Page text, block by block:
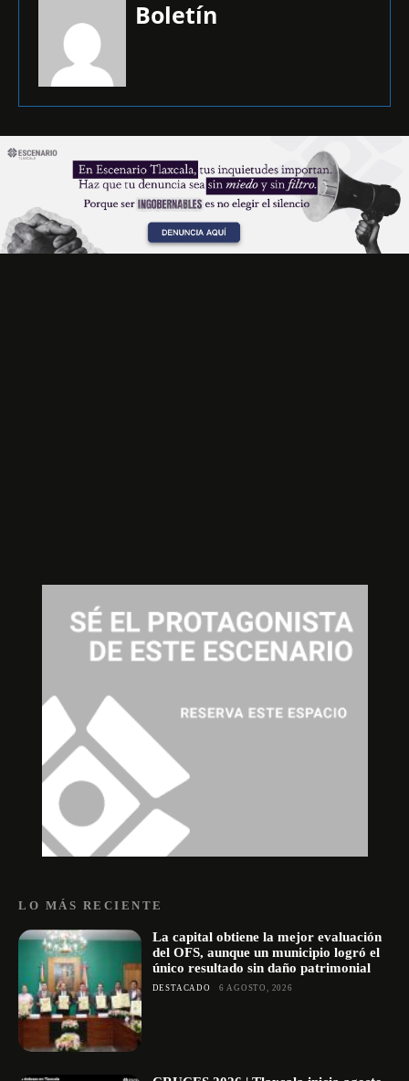
Boletín
LO MÁS RECIENTE
La capital obtiene la mejor evaluación
del OFS, aunque un municipio logró el
único resultado sin daño patrimonial
DESTACADO 6 AGOSTO, 2026